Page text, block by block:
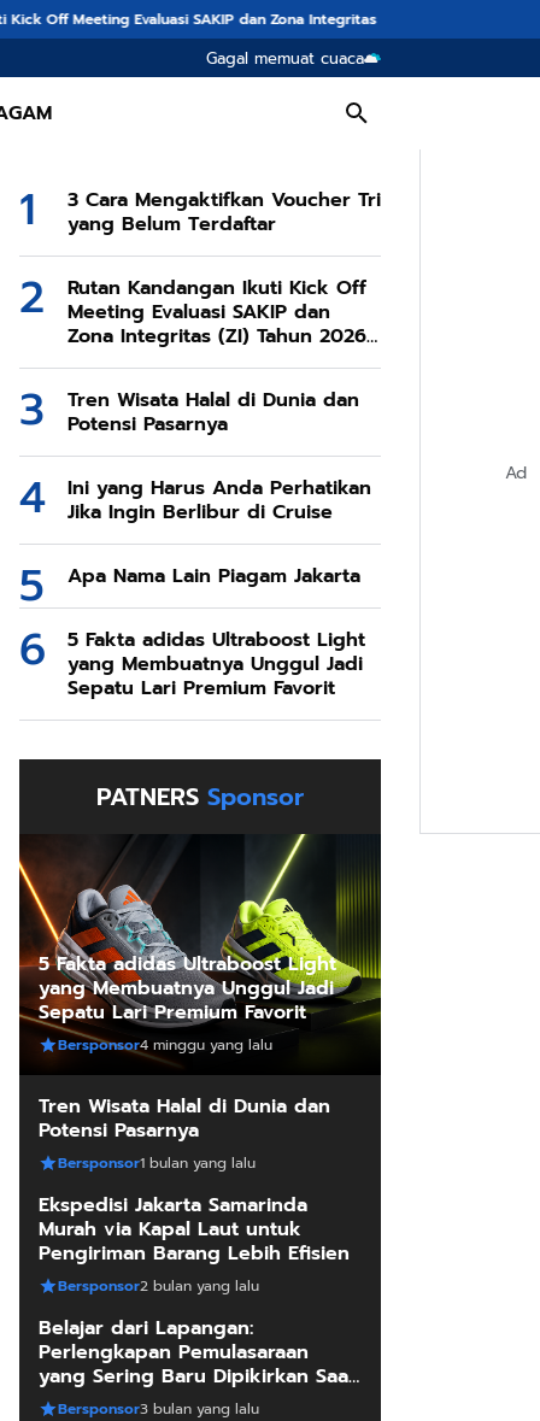
SAKIP dan Zona Integritas (ZI) Tahun 2026 Secara Daring
Gagal memuat cuaca
3 Cara Mengaktifkan Voucher Tri
yang Belum Terdaftar
Rutan Kandangan Ikuti Kick Off
Meeting Evaluasi SAKIP dan
Zona Integritas (ZI) Tahun 2026
Secara Daring
Tren Wisata Halal di Dunia dan
Potensi Pasarnya
Ini yang Harus Anda Perhatikan
Jika Ingin Berlibur di Cruise
Apa Nama Lain Piagam Jakarta
5 Fakta adidas Ultraboost Light
yang Membuatnya Unggul Jadi
Sepatu Lari Premium Favorit
PATNERS Sponsor
5 Fakta adidas Ultraboost Light
yang Membuatnya Unggul Jadi
Sepatu Lari Premium Favorit
Bersponsor4 minggu yang lalu
Tren Wisata Halal di Dunia dan
Potensi Pasarnya
Bersponsor1 bulan yang lalu
Ekspedisi Jakarta Samarinda
Murah via Kapal Laut untuk
Pengiriman Barang Lebih Efisien
Bersponsor2 bulan yang lalu
Belajar dari Lapangan:
Perlengkapan Pemulasaraan
yang Sering Baru Dipikirkan Saat
Sudah Mendesak
Bersponsor3 bulan yang lalu
Ad